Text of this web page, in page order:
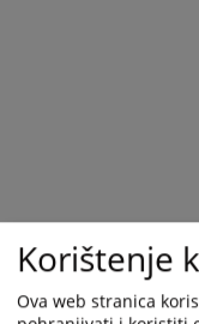
Korištenje
Ova web stranica